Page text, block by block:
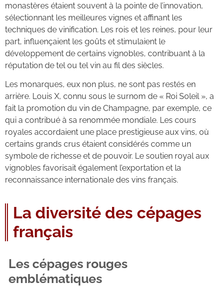
monastères étaient souvent à la pointe de l’innovation,
sélectionnant les meilleures vignes et affinant les
techniques de vinification. Les rois et les reines, pour leur
part, influençaient les goûts et stimulaient le
développement de certains vignobles, contribuant à la
réputation de tel ou tel vin au fil des siècles.
Les monarques, eux non plus, ne sont pas restés en
arrière. Louis X, connu sous le surnom de « Roi Soleil », a
fait la promotion du vin de Champagne, par exemple, ce
qui a contribué à sa renommée mondiale. Les cours
royales accordaient une place prestigieuse aux vins, où
certains grands crus étaient considérés comme un
symbole de richesse et de pouvoir. Le soutien royal aux
vignobles favorisait également l’exportation et la
reconnaissance internationale des vins français.
La diversité des cépages
français
Les cépages rouges
emblématiques